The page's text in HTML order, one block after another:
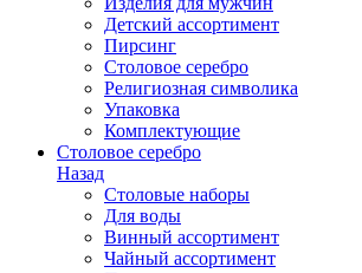
Детский ассортимент
Пирсинг
Столовое серебро
Религиозная символика
Упаковка
Комплектующие
Столовое серебро
Назад
Столовые наборы
Для воды
Винный ассортимент
Чайный ассортимент